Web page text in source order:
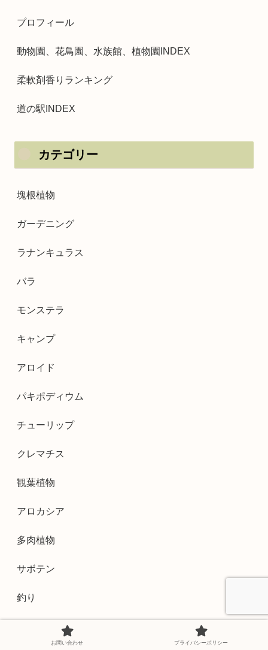
プロフィール
動物園、花鳥園、水族館、植物園INDEX
柔軟剤香りランキング
道の駅INDEX
カテゴリー
塊根植物
ガーデニング
ラナンキュラス
バラ
モンステラ
キャンプ
アロイド
パキポディウム
チューリップ
クレマチス
観葉植物
アロカシア
多肉植物
サボテン
釣り
アデニウム
お問い合わせ プライバシーポリシー